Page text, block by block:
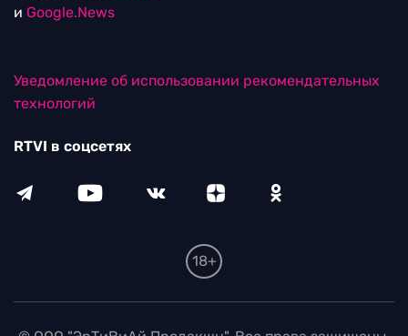
и Google.News
Уведомление об использовании рекомендательных
технологий
RTVI в соцсетях
18+